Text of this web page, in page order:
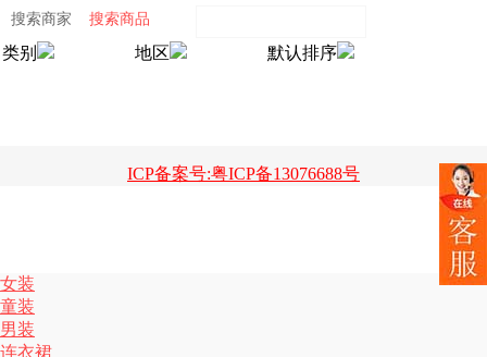
搜索商家 搜索商品
类别 地区 默认排序
ICP备案号:粤ICP备13076688号
女装
童装
男装
连衣裙